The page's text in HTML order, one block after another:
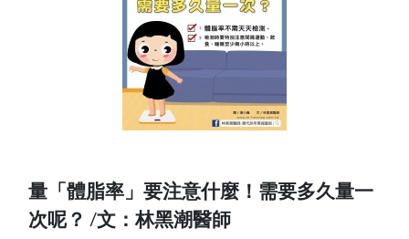
量「體脂率」要注意什麼！需要多久量一
次呢？ /文：林黑潮醫師